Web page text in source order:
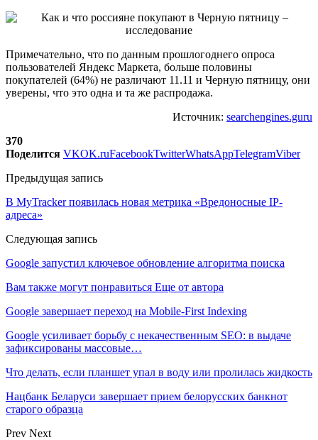
Примечательно, что по данным прошлогоднего опроса
пользователей Яндекс Маркета, больше половины
покупателей (64%) не различают 11.11 и Черную пятницу, они
уверены, что это одна и та же распродажа.
Источник: searchengines.guru
370
Поделится VKOK.ruFacebookTwitterWhatsAppTelegramViber
Предыдущая запись
В MyTracker появилась новая метрика «Вредоносные IP-
адреса»
Следующая запись
Google запустил ключевое обновление алгоритма поиска
Вам также могут понравиться Еще от автора
Google завершает переход на Mobile-First Indexing
Google усиливает борьбу с некачественным SEO: в выдаче
зафиксированы массовые…
Что делать, если планшет упал в воду или пролилась жидкость
Нацбанк Беларуси завершает прием белорусских банкнот
старого образца
Prev Next